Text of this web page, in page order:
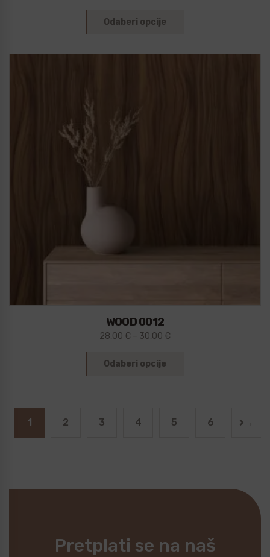
Odaberi opcije
WOOD 0012
28,00 € – 30,00 €
Odaberi opcije
1 2 3 4 5 6 →
Pretplati se na naš